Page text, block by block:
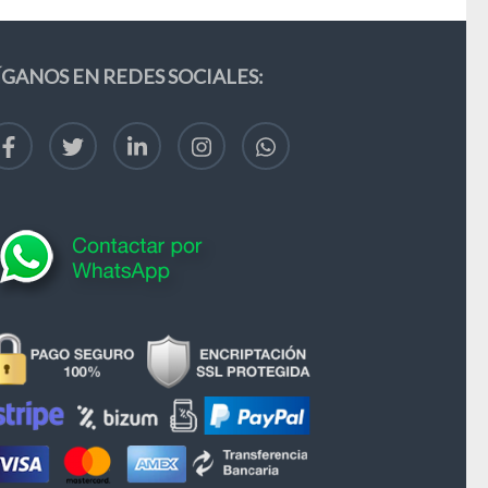
EN REDES SOCIALES: